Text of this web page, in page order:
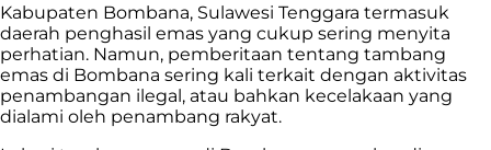
Kabupaten Bombana, Sulawesi Tenggara termasuk
daerah penghasil emas yang cukup sering menyita
perhatian. Namun, pemberitaan tentang tambang
emas di Bombana sering kali terkait dengan aktivitas
penambangan ilegal, atau bahkan kecelakaan yang
dialami oleh penambang rakyat.